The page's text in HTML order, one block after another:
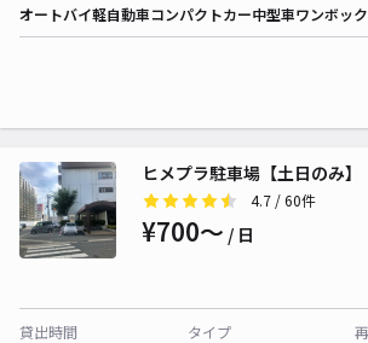
オートバイ軽自動車コンパクトカー中型車ワンボッ
ヒメプラ駐車場【土日のみ】
4.7 / 60件
¥700〜 / 日
貸出時間
タイプ